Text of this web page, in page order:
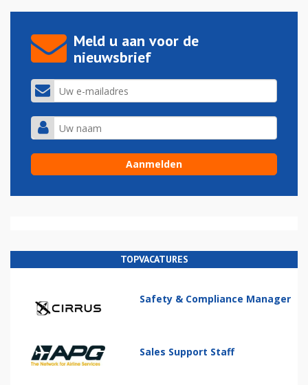
Meld u aan voor de
nieuwsbrief
TOPVACATURES
Safety & Compliance Manager
Sales Support Staff